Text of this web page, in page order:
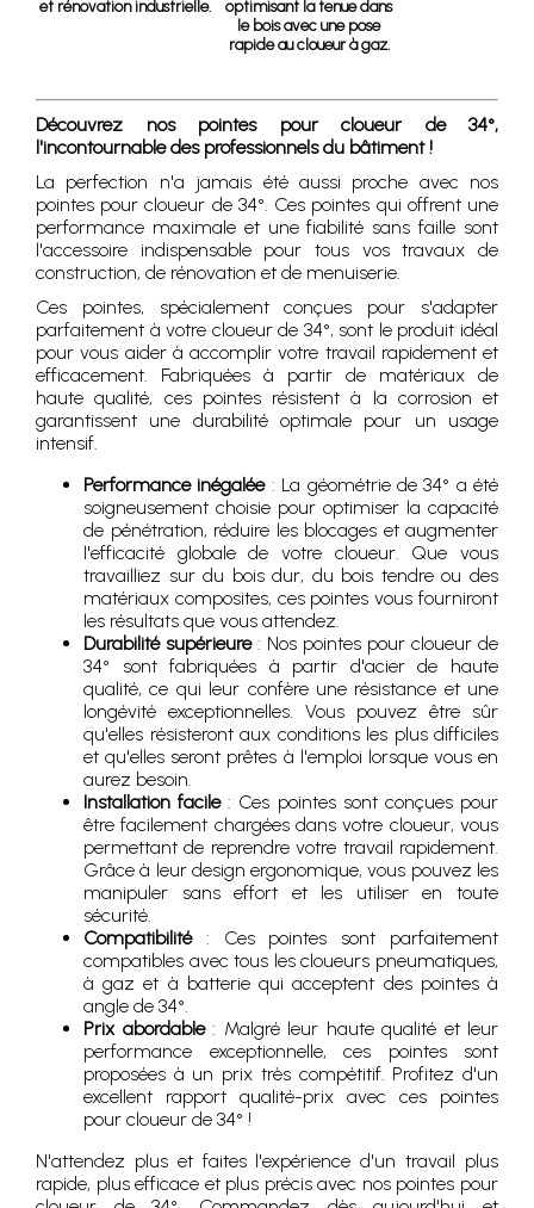
et rénovation industrielle.
optimisant la tenue dans
le bois avec une pose
rapide au cloueur à gaz.
Découvrez nos pointes pour cloueur de 34°,
l'incontournable des professionnels du bâtiment !
La perfection n'a jamais été aussi proche avec nos
pointes pour cloueur de 34°. Ces pointes qui offrent une
performance maximale et une fiabilité sans faille sont
l'accessoire indispensable pour tous vos travaux de
construction, de rénovation et de menuiserie.
Ces pointes, spécialement conçues pour s'adapter
parfaitement à votre cloueur de 34°, sont le produit idéal
pour vous aider à accomplir votre travail rapidement et
efficacement. Fabriquées à partir de matériaux de
haute qualité, ces pointes résistent à la corrosion et
garantissent une durabilité optimale pour un usage
intensif.
Performance inégalée: La géométrie de 34° a été
soigneusement choisie pour optimiser la capacité
de pénétration, réduire les blocages et augmenter
l'efficacité globale de votre cloueur. Que vous
travailliez sur du bois dur, du bois tendre ou des
matériaux composites, ces pointes vous fourniront
les résultats que vous attendez.
Durabilité supérieure: Nos pointes pour cloueur de
34° sont fabriquées à partir d'acier de haute
qualité, ce qui leur confère une résistance et une
longévité exceptionnelles. Vous pouvez être sûr
qu'elles résisteront aux conditions les plus difficiles
et qu'elles seront prêtes à l'emploi lorsque vous en
aurez besoin.
Installation facile: Ces pointes sont conçues pour
être facilement chargées dans votre cloueur, vous
permettant de reprendre votre travail rapidement.
Grâce à leur design ergonomique, vous pouvez les
manipuler sans effort et les utiliser en toute
sécurité.
Compatibilité: Ces pointes sont parfaitement
compatibles avec tous les cloueurs pneumatiques,
à gaz et à batterie qui acceptent des pointes à
angle de 34°.
Prix abordable: Malgré leur haute qualité et leur
performance exceptionnelle, ces pointes sont
proposées à un prix très compétitif. Profitez d'un
excellent rapport qualité-prix avec ces pointes
pour cloueur de 34° !
N'attendez plus et faites l'expérience d'un travail plus
rapide, plus efficace et plus précis avec nos pointes pour